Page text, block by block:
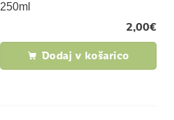
250ml
2,00€
Dodaj v košarico